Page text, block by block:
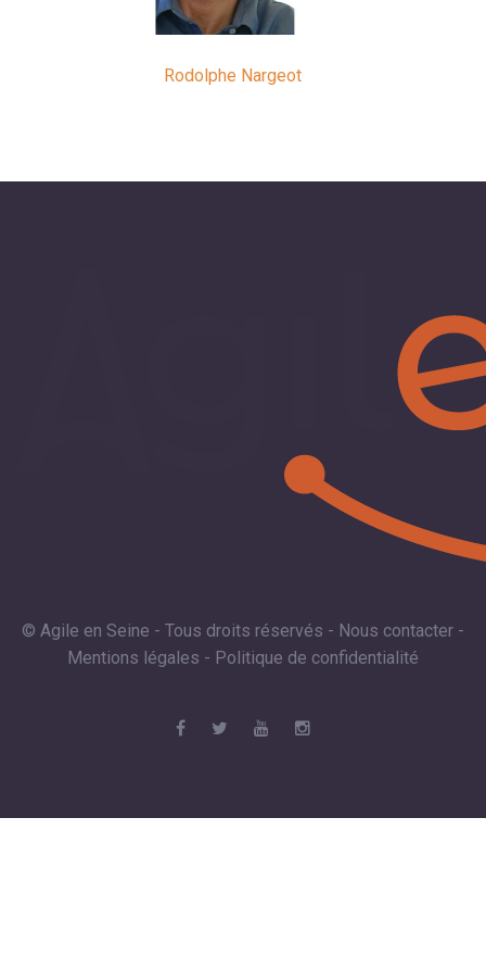
Rodolphe Nargeot
© Agile en Seine - Tous droits réservés - Nous contacter -
Mentions légales - Politique de confidentialité